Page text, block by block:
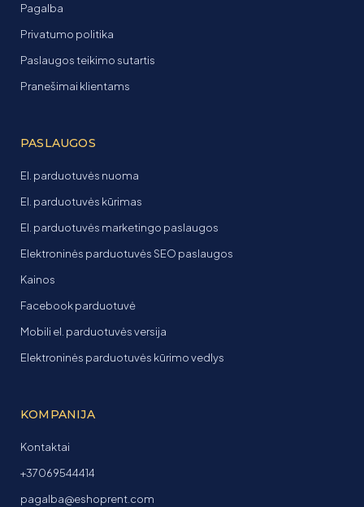
Pagalba
Privatumo politika
Paslaugos teikimo sutartis
Pranešimai klientams
PASLAUGOS
El. parduotuvės nuoma
El. parduotuvės kūrimas
El. parduotuvės marketingo paslaugos
Elektroninės parduotuvės SEO paslaugos
Kainos
Facebook parduotuvė
Mobili el. parduotuvės versija
Elektroninės parduotuvės kūrimo vedlys
KOMPANIJA
Kontaktai
+37069544414
pagalba@eshoprent.com